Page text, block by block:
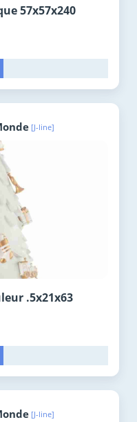
57x57x240
[J-line]
.5x21x63
[J-line]